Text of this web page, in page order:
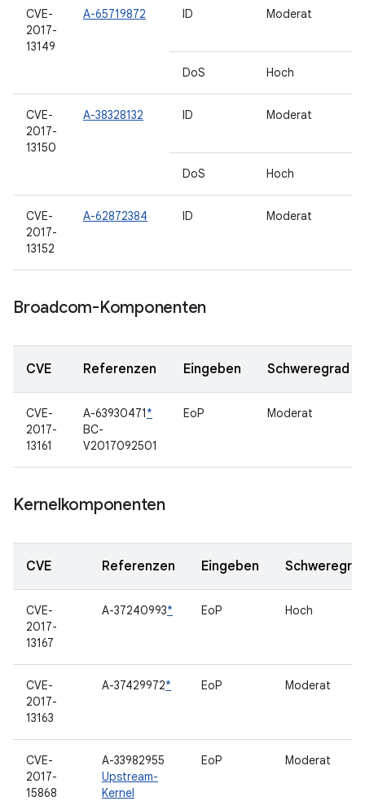
CVE-
2017-
13149
A-65719872 ID Moderat
DoS Hoch
CVE-
2017-
13150
A-38328132 ID Moderat
DoS Hoch
CVE-
2017-
13152
A-62872384 ID Moderat
Broadcom-Komponenten
CVE Referenzen Eingeben Schweregrad
CVE-
2017-
13161
A-63930471*
BC-
V2017092501
EoP Moderat
Kernelkomponenten
CVE Referenzen Eingeben
CVE-
2017-
13167
A-37240993* EoP Hoch
CVE-
2017-
13163
A-37429972* EoP Moderat
CVE-
2017-
15868
A-33982955
Upstream-
Kernel
EoP Moderat